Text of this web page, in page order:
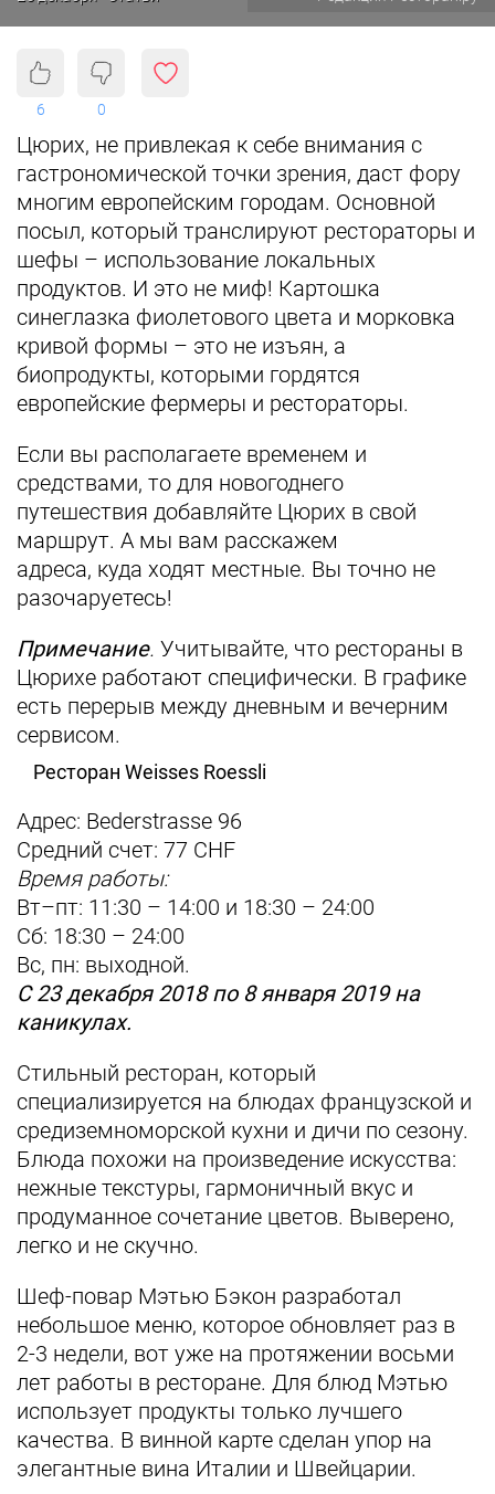
6 0
Цюрих, не привлекая к себе внимания с
гастрономической точки зрения, даст фору
многим европейским городам. Основной
посыл, который транслируют рестораторы и
шефы – использование локальных
продуктов. И это не миф! Картошка
синеглазка фиолетового цвета и морковка
кривой формы – это не изъян, а
биопродукты, которыми гордятся
европейские фермеры и рестораторы.
Если вы располагаете временем и
средствами, то для новогоднего
путешествия добавляйте Цюрих в свой
маршрут. А мы вам расскажем
адреса, куда ходят местные. Вы точно не
разочаруетесь!
Примечание. Учитывайте, что рестораны в
Цюрихе работают специфически. В графике
есть перерыв между дневным и вечерним
сервисом.
Ресторан Weisses Roessli
Адрес: Bederstrasse 96
Средний счет: 77 CHF
Время работы:
Вт–пт: 11:30 – 14:00 и 18:30 – 24:00
Сб: 18:30 – 24:00
Вс, пн: выходной.
С 23 декабря 2018 по 8 января 2019 на
каникулах.
Стильный ресторан, который
специализируется на блюдах французской и
средиземноморской кухни и дичи по сезону.
Блюда похожи на произведение искусства:
нежные текстуры, гармоничный вкус и
продуманное сочетание цветов. Выверено,
легко и не скучно.
Шеф-повар Мэтью Бэкон разработал
небольшое меню, которое обновляет раз в
2-3 недели, вот уже на протяжении восьми
лет работы в ресторане. Для блюд Мэтью
использует продукты только лучшего
качества. В винной карте сделан упор на
элегантные вина Италии и Швейцарии.